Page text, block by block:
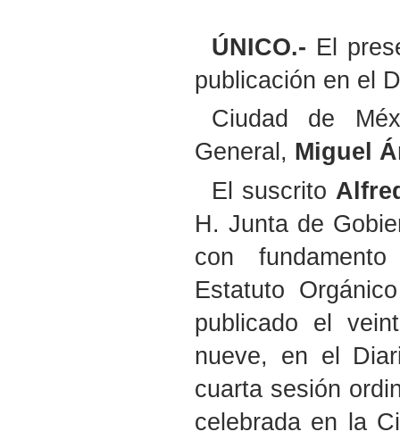
ÚNICO.- El
publicación en el
Ciudad de
General, Miguel
El suscrito
H. Junta de
con
Estatuto
publicado el
nueve, en el
cuarta sesión
celebrada en la